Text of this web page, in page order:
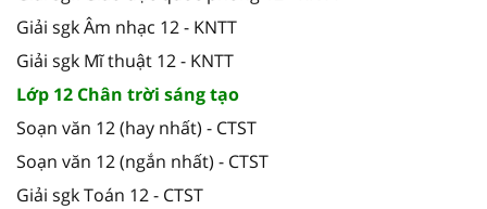
Giải sgk Âm nhạc 12 - KNTT
Giải sgk Mĩ thuật 12 - KNTT
Lớp 12 Chân trời sáng tạo
Soạn văn 12 (hay nhất) - CTST
Soạn văn 12 (ngắn nhất) - CTST
Giải sgk Toán 12 - CTST